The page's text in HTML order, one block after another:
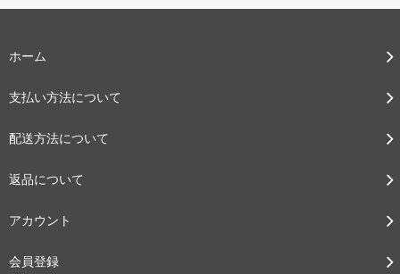
ホーム
支払い方法について
配送方法について
返品について
アカウント
会員登録